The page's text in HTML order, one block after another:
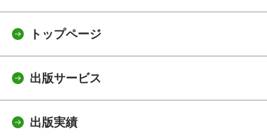
トップページ
出版サービス
出版実績